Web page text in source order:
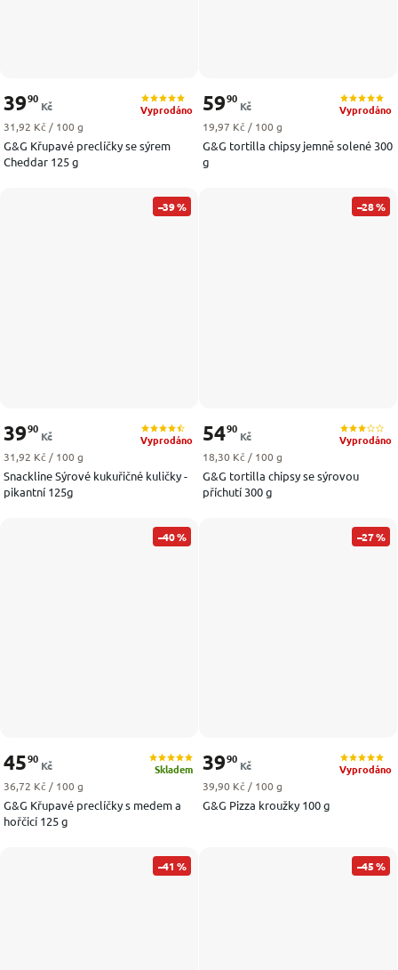
G&G Křupavé preclíčky se sýrem
Cheddar 125 g
Vyprodáno
3990
Kč
Měrná cena:
31,92 Kč / 100 g
G&G tortilla chipsy jemně solené 300
g
Vyprodáno
5990
Kč
Měrná cena:
19,97 Kč / 100 g
–39 %
Snackline Sýrové kukuřičné kuličky -
pikantní 125g
Vyprodáno
3990
Kč
Měrná cena:
31,92 Kč / 100 g
–28 %
G&G tortilla chipsy se sýrovou
příchutí 300 g
Vyprodáno
5490
Kč
Měrná cena:
18,30 Kč / 100 g
–40 %
G&G Křupavé preclíčky s medem a
hořčicí 125 g
Skladem
4590
Kč
Měrná cena:
36,72 Kč / 100 g
–27 %
G&G Pizza kroužky 100 g
Vyprodáno
3990
Kč
Měrná cena:
39,90 Kč / 100 g
–41 % –45 %